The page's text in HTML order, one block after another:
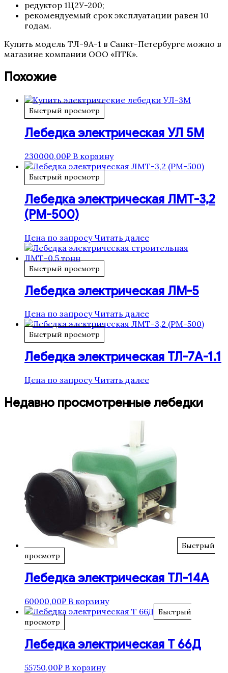
редуктор 1Ц2У-200;
рекомендуемый срок эксплуатации равен 10
годам.
Купить модель ТЛ-9А-1 в Санкт-Петербурге можно в
магазине компании ООО «ПТК».
Похожие
Быстрый просмотр
Лебедка электрическая УЛ 5М
230000,00₽ В корзину
Быстрый просмотр
Лебедка электрическая ЛМТ-3,2
(РМ-500)
Цена по запросу Читать далее
Быстрый просмотр
Лебедка электрическая ЛМ-5
Цена по запросу Читать далее
Быстрый просмотр
Лебедка электрическая ТЛ-7А-1.1
Цена по запросу Читать далее
Недавно просмотренные лебедки
Быстрый
просмотр
Лебедка электрическая ТЛ-14А
60000,00₽ В корзину
Быстрый
просмотр
Лебедка электрическая Т 66Д
55750,00₽ В корзину